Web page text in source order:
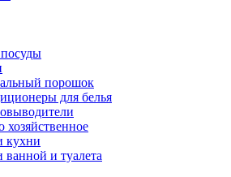
порошок
для белья
кухни
ванной и туалета